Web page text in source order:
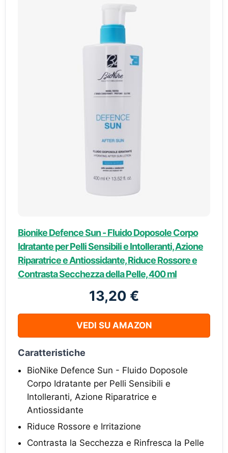
Bionike Defence Sun - Fluido Doposole Corpo
Idratante per Pelli Sensibili e Intolleranti, Azione
Riparatrice e Antiossidante, Riduce Rossore e
Contrasta Secchezza della Pelle, 400 ml
13,20 €
VEDI SU AMAZON
Caratteristiche
BioNike Defence Sun - Fluido Doposole
Corpo Idratante per Pelli Sensibili e
Intolleranti, Azione Riparatrice e
Antiossidante
Riduce Rossore e Irritazione
Contrasta la Secchezza e Rinfresca la Pelle